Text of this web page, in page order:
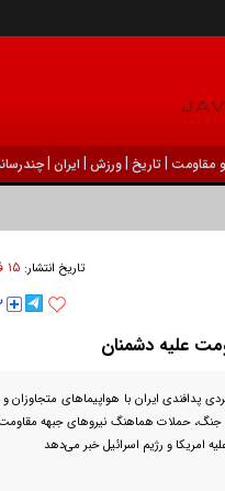
و مقاومت |تاریخ |ورزش | ايران |
تاریخ انتشار: ۱۵ فروردين ۱۴۰۵ - ۲۳:۰۳
علیه دشمنان
پدافندی ایران با هواپیما‌های متجاوزان
جنگ، حملات هماهنگ نیرو‌های جبهه
امریکا و رژیم اسرائیل خبر می‌دهد